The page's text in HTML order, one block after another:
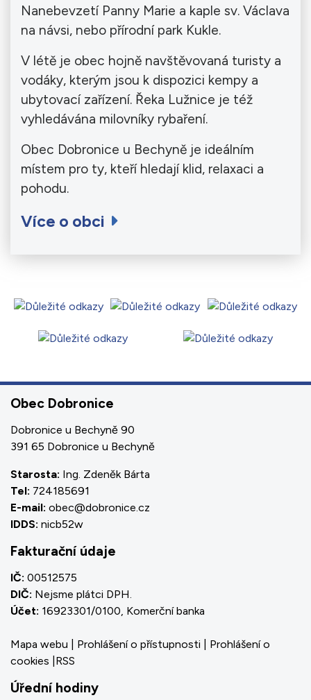
Nanebevzetí Panny Marie a kaple sv. Václava
na návsi, nebo přírodní park Kukle.
V létě je obec hojně navštěvovaná turisty a
vodáky, kterým jsou k dispozici kempy a
ubytovací zařízení. Řeka Lužnice je též
vyhledávána milovníky rybaření.
Obec Dobronice u Bechyně je ideálním
místem pro ty, kteří hledají klid, relaxaci a
pohodu.
Více o obci
Obec Dobronice
Dobronice u Bechyně 90
391 65 Dobronice u Bechyně
Starosta: Ing. Zdeněk Bárta
Tel: 724185691
E-mail: obec@dobronice.cz
IDDS: nicb52w
Fakturační údaje
IČ: 00512575
DIČ: Nejsme plátci DPH.
Účet: 16923301/0100, Komerční banka
Mapa webu Prohlášení o přístupnosti
Prohlášení o
cookies RSS
Úřední hodiny